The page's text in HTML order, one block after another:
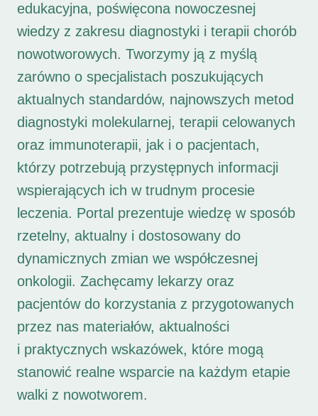
edukacyjna, poświęcona nowoczesnej
wiedzy z zakresu diagnostyki i terapii chorób
nowotworowych. Tworzymy ją z myślą
zarówno o specjalistach poszukujących
aktualnych standardów, najnowszych metod
diagnostyki molekularnej, terapii celowanych
oraz immunoterapii, jak i o pacjentach,
którzy potrzebują przystępnych informacji
wspierających ich w trudnym procesie
leczenia. Portal prezentuje wiedzę w sposób
rzetelny, aktualny i dostosowany do
dynamicznych zmian we współczesnej
onkologii. Zachęcamy lekarzy oraz
pacjentów do korzystania z przygotowanych
przez nas materiałów, aktualności
i praktycznych wskazówek, które mogą
stanowić realne wsparcie na każdym etapie
walki z nowotworem.